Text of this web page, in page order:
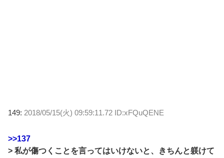
149: 2018/05/15(火) 09:59:11.72 ID:xFQuQENE
>>137
> 私が傷つくことを言ってはいけないと、きちんと躾けて